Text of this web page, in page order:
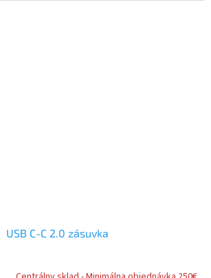
USB C-C 2.0 zásuvka